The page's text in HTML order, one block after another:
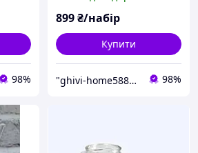
98%
899₴/набір
Купити
"ghivi-home588": Товари для дому, перевірені часом! 98%